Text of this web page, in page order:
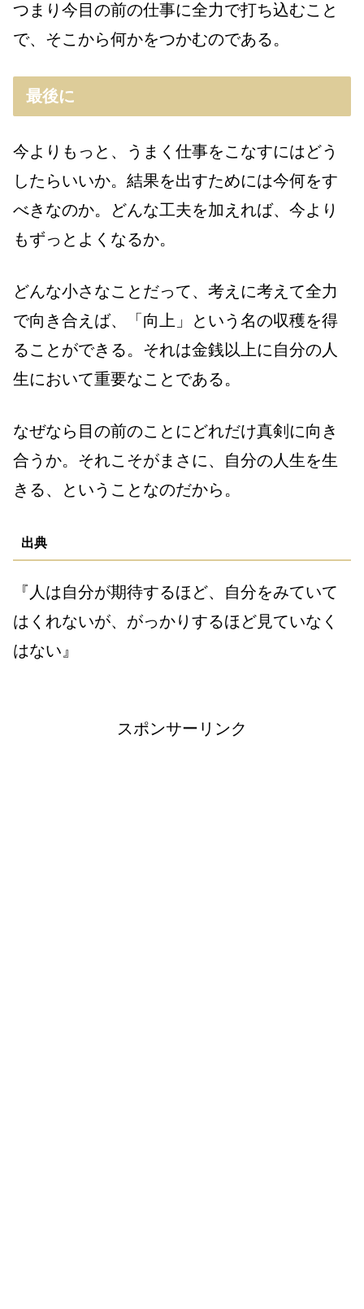
つまり今目の前の仕事に全力で打ち込むこと
で、そこから何かをつかむのである。
最後に
今よりもっと、うまく仕事をこなすにはどう
したらいいか。結果を出すためには今何をす
べきなのか。どんな工夫を加えれば、今より
もずっとよくなるか。
どんな小さなことだって、考えに考えて全力
で向き合えば、「向上」という名の収穫を得
ることができる。それは金銭以上に自分の人
生において重要なことである。
なぜなら目の前のことにどれだけ真剣に向き
合うか。それこそがまさに、自分の人生を生
きる、ということなのだから。
出典
『人は自分が期待するほど、自分をみていて
はくれないが、がっかりするほど見ていなく
はない』
スポンサーリンク